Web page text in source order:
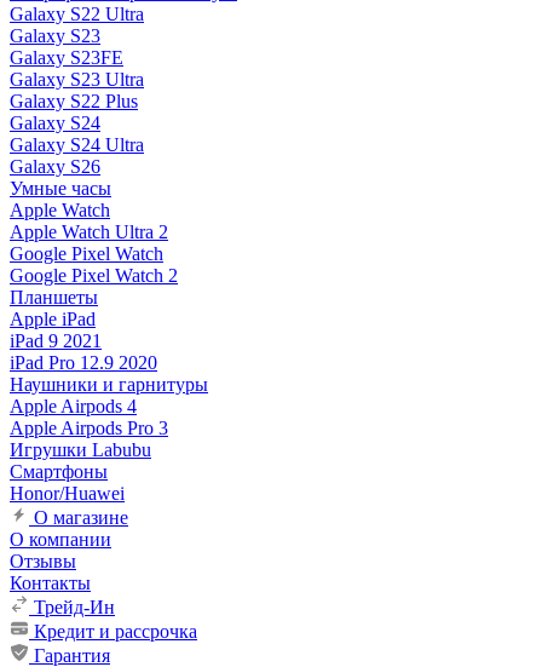
Galaxy S22 Ultra
Galaxy S23
Galaxy S23FE
Galaxy S23 Ultra
Galaxy S22 Plus
Galaxy S24
Galaxy S24 Ultra
Galaxy S26
Умные часы
Apple Watch
Apple Watch Ultra 2
Google Pixel Watch
Google Pixel Watch 2
Планшеты
Apple iPad
iPad 9 2021
iPad Pro 12.9 2020
Наушники и гарнитуры
Apple Airpods 4
Apple Airpods Pro 3
Игрушки Labubu
Смартфоны
Honor/Huawei
О магазине
О компании
Отзывы
Контакты
Трейд-Ин
Кредит и рассрочка
Гарантия